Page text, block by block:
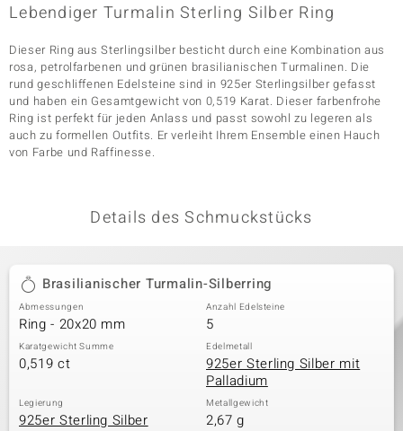
Classics
Lebendiger Turmalin Sterling Silber Ring
Dieser Ring aus Sterlingsilber besticht durch eine Kombination aus
rosa, petrolfarbenen und grünen brasilianischen Turmalinen. Die
rund geschliffenen Edelsteine sind in 925er Sterlingsilber gefasst
und haben ein Gesamtgewicht von 0,519 Karat. Dieser farbenfrohe
Ring ist perfekt für jeden Anlass und passt sowohl zu legeren als
auch zu formellen Outfits. Er verleiht Ihrem Ensemble einen Hauch
von Farbe und Raffinesse.
Details des Schmuckstücks
Brasilianischer Turmalin-Silberring
Abmessungen
Ring - 20x20 mm
Anzahl Edelsteine
5
Karatgewicht Summe
0,519 ct
Edelmetall
925er Sterling Silber mit
Palladium
Legierung
925er Sterling Silber
Metallgewicht
2,67 g